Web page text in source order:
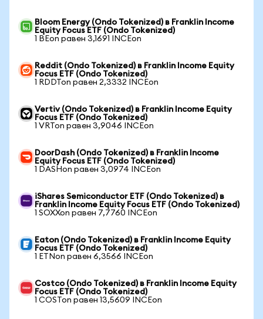
Bloom Energy (Ondo Tokenized) в Franklin Income
Equity Focus ETF (Ondo Tokenized)
1 BEon равен 3,1691 INCEon
Reddit (Ondo Tokenized) в Franklin Income Equity
Focus ETF (Ondo Tokenized)
1 RDDTon равен 2,3332 INCEon
Vertiv (Ondo Tokenized) в Franklin Income Equity
Focus ETF (Ondo Tokenized)
1 VRTon равен 3,9046 INCEon
DoorDash (Ondo Tokenized) в Franklin Income
Equity Focus ETF (Ondo Tokenized)
1 DASHon равен 3,0974 INCEon
iShares Semiconductor ETF (Ondo Tokenized) в
Franklin Income Equity Focus ETF (Ondo Tokenized)
1 SOXXon равен 7,7760 INCEon
Eaton (Ondo Tokenized) в Franklin Income Equity
Focus ETF (Ondo Tokenized)
1 ETNon равен 6,3566 INCEon
Costco (Ondo Tokenized) в Franklin Income Equity
Focus ETF (Ondo Tokenized)
1 COSTon равен 13,5609 INCEon